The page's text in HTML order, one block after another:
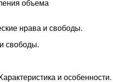
объема
нрава и свободы.
свободы.
и особенности.